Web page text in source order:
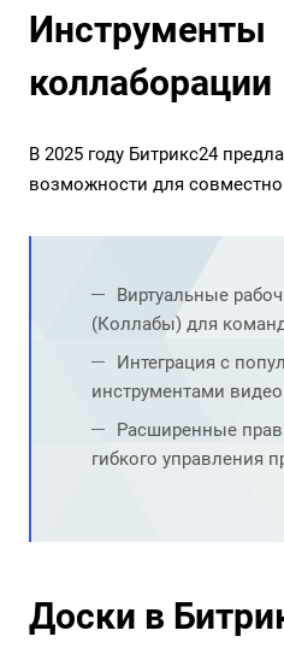
Инструменты
коллаборации
В 2025 году Битрикс24
возможности для
Виртуальные
(Коллабы) для
Интеграция с
инструментами
Расширенные
гибкого управления
Доски в